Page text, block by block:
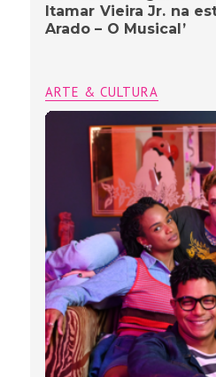
Itamar Vieira Jr. na
Arado – O Musical’
ARTE & CULTURA